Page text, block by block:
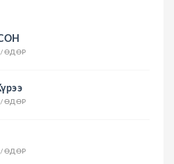
ӨДӨР
ӨДӨР
ӨДӨР